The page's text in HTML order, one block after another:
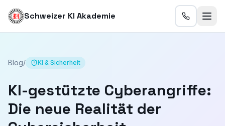
Schweizer KI Akademie
Blog/ KI & Sicherheit
KI-gestützte Cyberangriffe:
Die neue Realität der